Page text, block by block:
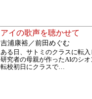
アイの歌声を聴かせて
吉浦康裕／前田めぐむ
ある日、サトミのクラスに転
研究者の母親が作ったAIのシオ
転校初日にクラスで…